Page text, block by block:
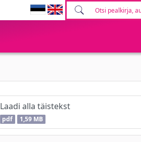
Laadi alla täistekst
pdf 1,59 MB